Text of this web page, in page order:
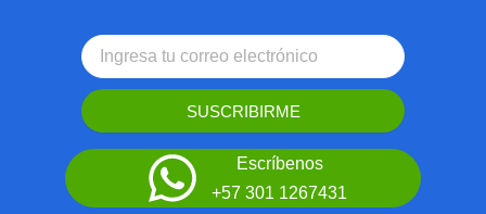
SUSCRIBIRME
Escríbenos
+57 301 1267431